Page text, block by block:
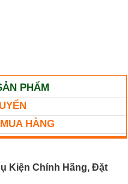
PHẨM
HÀNG
Kiện Chính Hãng, Đặt